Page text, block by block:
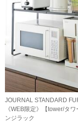
《WEB限定》【tower/タ
ンジラック